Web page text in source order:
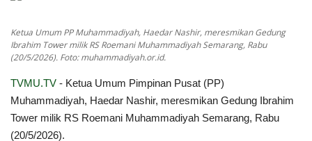
Kontak Kami
Index
Kualitas Siaran
Ketua Umum PP Muhammadiyah, Haedar Nashir, meresmikan Gedung
Ibrahim Tower milik RS Roemani Muhammadiyah Semarang, Rabu
(20/5/2026). Foto: muhammadiyah.or.id.
TVMU.TV - Ketua Umum Pimpinan Pusat (PP)
Muhammadiyah, Haedar Nashir, meresmikan Gedung Ibrahim
Tower milik RS Roemani Muhammadiyah Semarang, Rabu
(20/5/2026).